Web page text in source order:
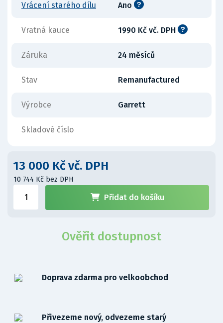
Vrácení starého dílu Ano
Vratná kauce 1990 Kč vč. DPH
Záruka 24 měsíců
Stav Remanufactured
Výrobce Garrett
Skladové číslo
13 000 Kč vč. DPH
10 744 Kč bez DPH
Přidat do košíku
Ověřit dostupnost
Doprava zdarma pro velkoobchod
Přivezeme nový, odvezeme starý